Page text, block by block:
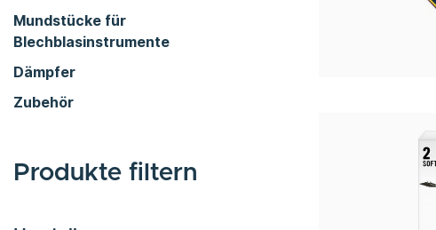
Mundstücke für
Blechblasinstrumente
Dämpfer
Zubehör
Produkte filtern